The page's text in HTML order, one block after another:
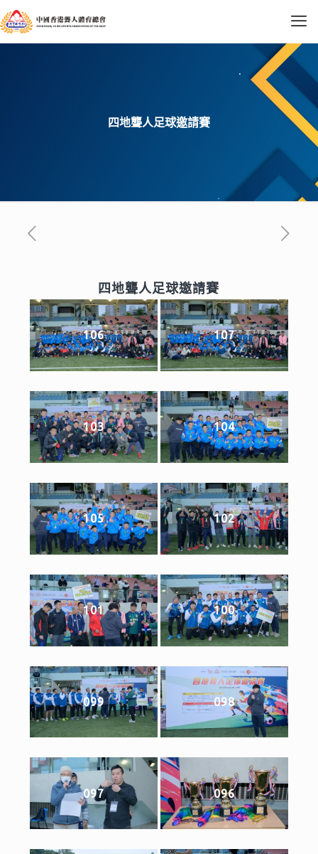
四地聾人足球邀請賽
四地聾人足球邀請賽
106 107
103 104
105 102
101 100
099 098
097 096